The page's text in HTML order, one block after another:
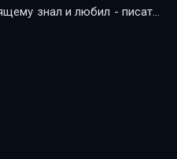
знал и любил - писать.
Эрнест, возможно, и не